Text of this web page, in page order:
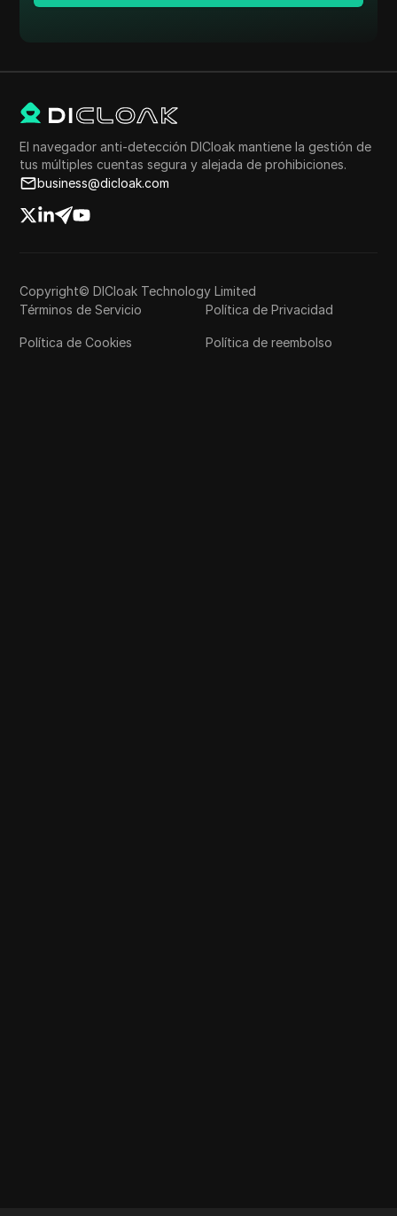
El navegador anti-detección DICloak mantiene la gestión de
tus múltiples cuentas segura y alejada de prohibiciones.
business@dicloak.com
Copyright© DICloak Technology Limited
Términos de Servicio
Política de Privacidad
Política de Cookies Política de reembolso